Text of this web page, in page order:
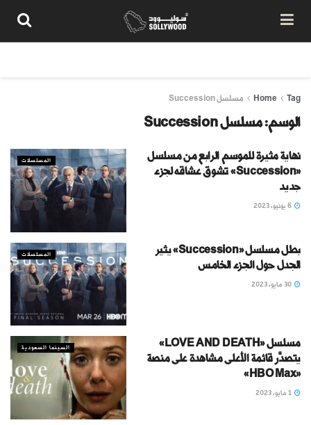
Home Tag مسلسل Succession
الوسم:مسلسل Succession
المسلسلات
نهاية مثيرة للموسم الرابع من مسلسل
«Succession» تشوق عشاقه لجزء
جديد
المسلسلات
بطل مسلسل «Succession» يثير
الجدل حول الجزء الخامس
السينما السعودية
مسلسل «LOVE AND DEATH»
يتصدَّر قائمة الأعلى مشاهدة على منصة
«HBO Max»